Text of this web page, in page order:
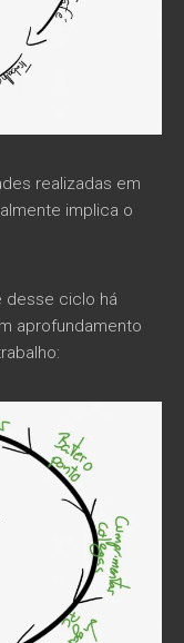
realizadas em
implica o
desse ciclo há
aprofundamento